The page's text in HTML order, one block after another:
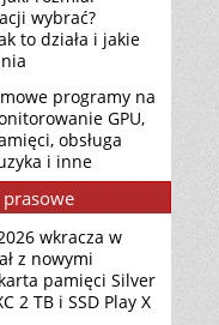
wybrać?
to działa i jakie
programy na
GPU,
obsługa
i inne
wkracza w
z nowymi
pamięci Silver
2 TB i SSD Play X